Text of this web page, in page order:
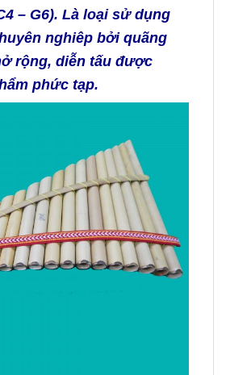
– G6). Là loại sử dụng
nghiêp bởi quãng
rộng, diễn tấu được
phức tạp.